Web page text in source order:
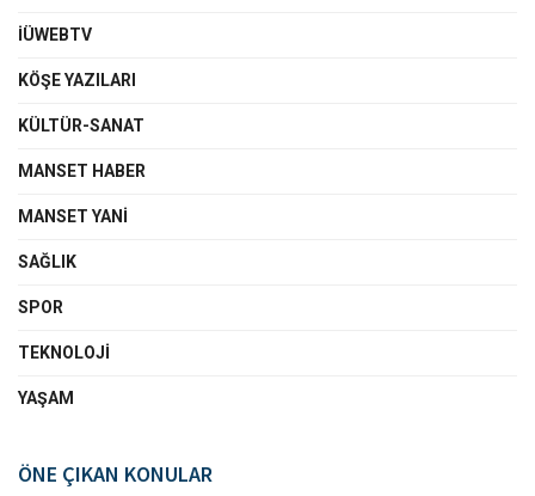
İÜWEBTV
KÖŞE YAZILARI
KÜLTÜR-SANAT
MANSET HABER
MANSET YANI
SAĞLIK
SPOR
TEKNOLOJI
YAŞAM
ÖNE ÇIKAN KONULAR